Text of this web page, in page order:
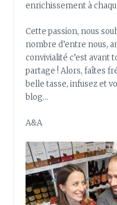
enrichissement à
Cette passion, nous
nombre d’entre nous,
convivialité c’est avant
partage ! Alors, faîtes
belle tasse, infusez et
blog…
A&A